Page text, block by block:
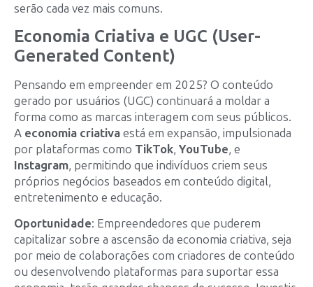
serão cada vez mais comuns.
Economia Criativa e UGC (User-
Generated Content)
Pensando em empreender em 2025? O conteúdo
gerado por usuários (UGC) continuará a moldar a
forma como as marcas interagem com seus públicos.
A economia criativa está em expansão, impulsionada
por plataformas como TikTok, YouTube, e
Instagram, permitindo que indivíduos criem seus
próprios negócios baseados em conteúdo digital,
entretenimento e educação.
Oportunidade: Empreendedores que puderem
capitalizar sobre a ascensão da economia criativa, seja
por meio de colaborações com criadores de conteúdo
ou desenvolvendo plataformas para suportar essa